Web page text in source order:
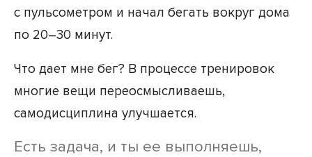
с пульсометром и начал бегать вокруг дома
по 20–30 минут.
Что дает мне бег? В процессе тренировок
многие вещи переосмысливаешь,
самодисциплина улучшается.
Есть задача, и ты ее выполняешь,